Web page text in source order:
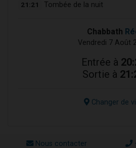
21:21 Tombée de la nuit
Chabbath
Vendredi 7 Août
Entrée à
Sortie à
Changer de
Nous contacter